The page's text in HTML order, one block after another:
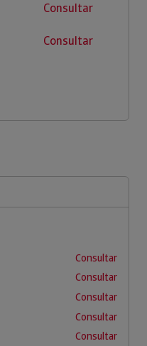
Consultar
Consultar
Consultar
Consultar
Consultar
Consultar
Consultar